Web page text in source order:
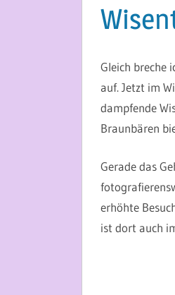
Gleich breche
auf. Jetzt im
dampfende
Braunbären
Gerade das
erhöhte
ist dort auch